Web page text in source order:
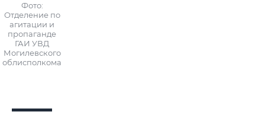
Фото:
Отделение по
агитации и
пропаганде
ГАИ УВД
Могилевского
облисполкома